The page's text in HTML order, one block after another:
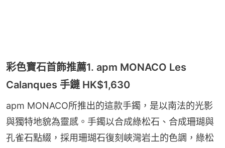
彩色寶石首飾推薦1. apm MONACO Les
Calanques 手鏈 HK$1,630
apm MONACO所推出的這款手鐲，是以南法的光影
與獨特地貌為靈感。手鐲以合成綠松石、合成珊瑚與
孔雀石點綴，採用珊瑚石復刻峽灣岩土的色調，綠松